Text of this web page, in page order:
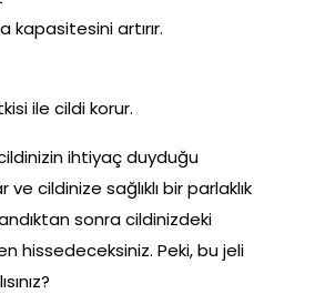
kapasitesini artırır.
ile cildi korur.
ihtiyaç duyduğu
cildinize sağlıklı bir parlaklık
sonra cildinizdeki
hissedeceksiniz. Peki, bu jeli